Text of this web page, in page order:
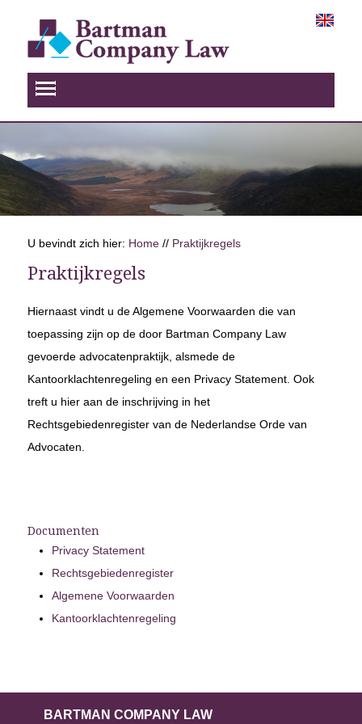
U bevindt zich hier: Home// Praktijkregels
Praktijkregels
Hiernaast vindt u de Algemene Voorwaarden die van
toepassing zijn op de door Bartman Company Law
gevoerde advocatenpraktijk, alsmede de
Kantoorklachtenregeling en een Privacy Statement. Ook
treft u hier aan de inschrijving in het
Rechtsgebiedenregister van de Nederlandse Orde van
Advocaten.
Documenten
Privacy Statement
Rechtsgebiedenregister
Algemene Voorwaarden
Kantoorklachtenregeling
BARTMAN COMPANY LAW